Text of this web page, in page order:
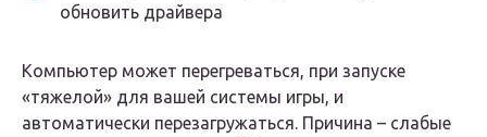
обновить драйвера
Компьютер может перегреваться, при запуске
«тяжелой» для вашей системы игры, и
автоматически перезагружаться. Причина – слабые